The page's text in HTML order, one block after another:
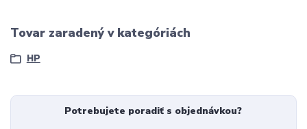
Tovar zaradený v kategóriách
HP
Potrebujete poradiť s objednávkou?